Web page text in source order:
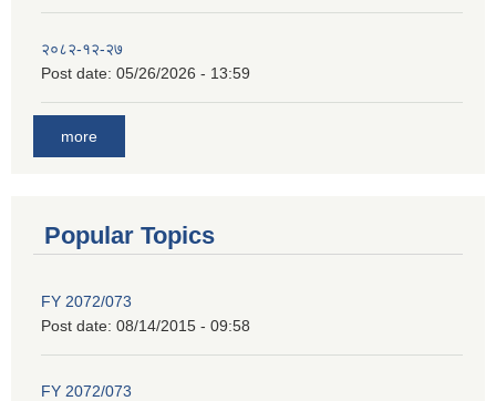
२०८२-१२-२७
Post date: 05/26/2026 - 13:59
more
Popular Topics
FY 2072/073
Post date: 08/14/2015 - 09:58
FY 2072/073